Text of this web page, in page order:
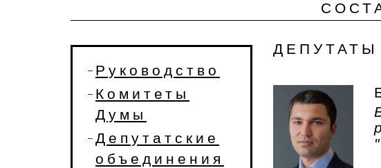
Руководство
Комитеты
Думы
Депутатские
объединения
ДЕПУТАТЫ